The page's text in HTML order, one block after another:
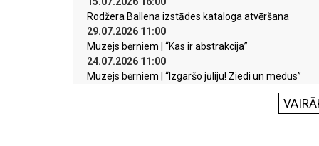
Rodžera Ballena izstādes kataloga atvēršana
29.07.2026 11:00
Muzejs bērniem | “Kas ir abstrakcija”
24.07.2026 11:00
Muzejs bērniem | “Izgaršo jūliju! Ziedi un medus”